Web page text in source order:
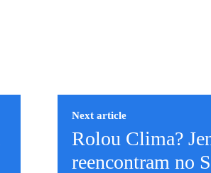
Next article
Rolou Clima?
reencontram no